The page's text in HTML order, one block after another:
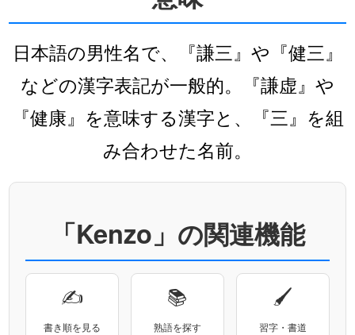
日本語の男性名で、『謙三』や『健三』
などの漢字表記が一般的。『謙虚』や
『健康』を意味する漢字と、『三』を組
み合わせた名前。
「Kenzo」の関連機能
✍
書き順を見る
📚
熟語を探す
🖌
習字・書道